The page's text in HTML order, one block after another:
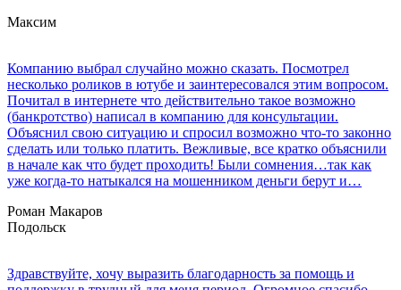
Максим
Компанию выбрал случайно можно сказать. Посмотрел
несколько роликов в ютубе и заинтересовался этим вопросом.
Почитал в интернете что действительно такое возможно
(банкротство) написал в компанию для консультации.
Объяснил свою ситуацию и спросил возможно что-то законно
сделать или только платить. Вежливые, все кратко объяснили
в начале как что будет проходить! Были сомнения…так как
уже когда-то натыкался на мошенником деньги берут и…
Роман Макаров
Подольск
Здравствуйте, хочу выразить благодарность за помощь и